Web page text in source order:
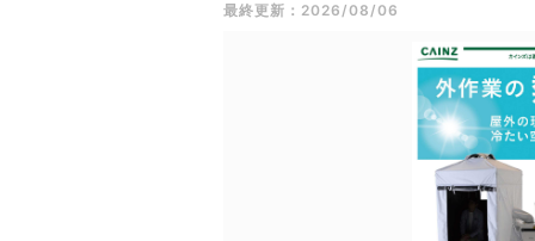
最終更新：2026/08/06